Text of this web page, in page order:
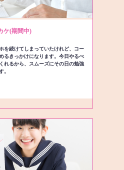
ケ(期間中)
を続けてしまっていたけれど、コー
るきっかけになります。今日やるべ
れるから、スムーズにその日の勉強
。